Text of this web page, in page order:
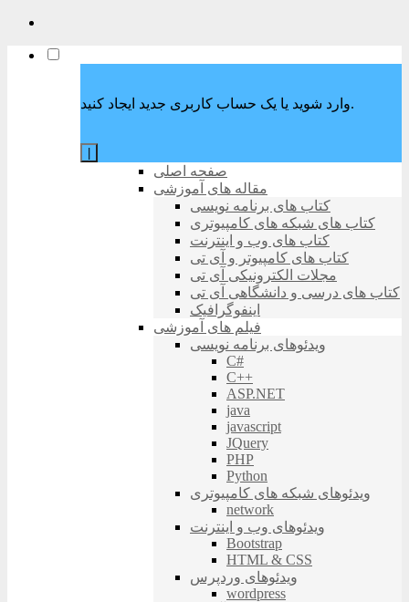
وارد شوید یا یک حساب کاربری جدید ایجاد کنید.
صفحه اصلی
مقاله های آموزشی
کتاب های برنامه نویسی
کتاب های شبکه های کامپیوتری
کتاب های وب و اینترنت
کتاب های کامپیوتر و آی تی
مجلات الکترونیکی آی تی
کتاب های درسی و دانشگاهی آی تی
اینفوگرافیک
فیلم های آموزشی
ویدئوهای برنامه نویسی
C#
C++
ASP.NET
java
javascript
JQuery
PHP
Python
ویدئوهای شبکه های کامپیوتری
network
ویدئوهای وب و اینترنت
Bootstrap
HTML & CSS
ویدئوهای وردپرس
wordpress